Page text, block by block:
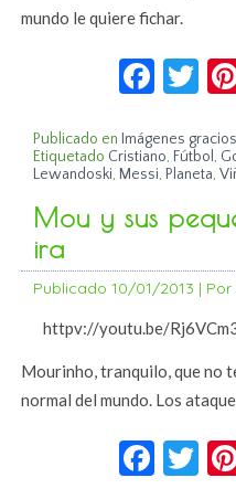
mundo le quiere fichar.
Publicado en Imágenes
Etiquetado Cristiano, Fútbol ,
Lewandoski, Messi, Planeta,
Mou y sus
ira
Publicado 10/01/2013 | Por
httpv://youtu.be/
Mourinho, tranquilo, que no
normal del mundo. Los